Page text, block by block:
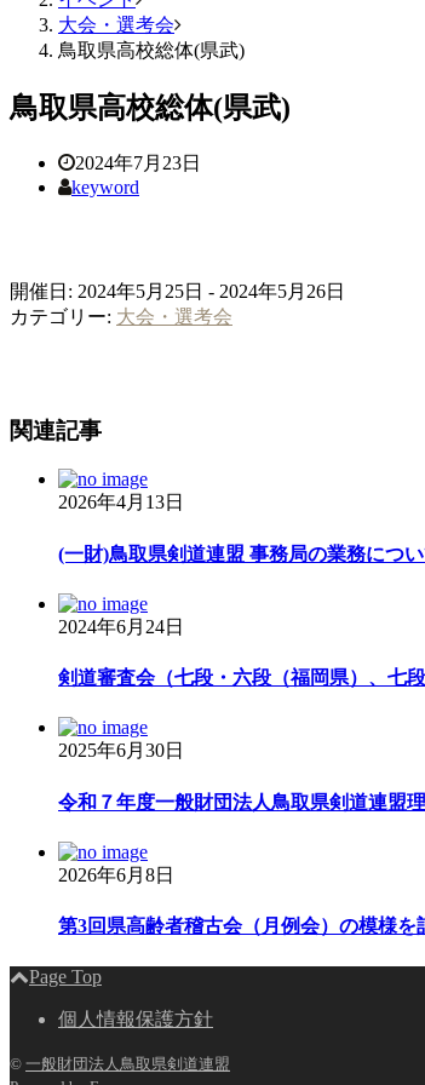
大会・選考会
鳥取県高校総体(県武)
鳥取県高校総体(県武)
2024年7月23日
keyword
開催日: 2024年5月25日 - 2024年5月26日
カテゴリー: 大会・選考会
関連記事
2026年4月13日
(一財)鳥取県剣道連盟 事務局の業務につい
2024年6月24日
剣道審査会（七段・六段（福岡県）、七
2025年6月30日
令和７年度一般財団法人鳥取県剣道連盟
2026年6月8日
第3回県高齢者稽古会（月例会）の模様を
Page Top
個人情報保護方針
© 一般財団法人鳥取県剣道連盟